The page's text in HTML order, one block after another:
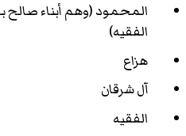
المحمود (وهم أبناء صالح
الفقيه)
هزاع
آل شرقان
الفقيه